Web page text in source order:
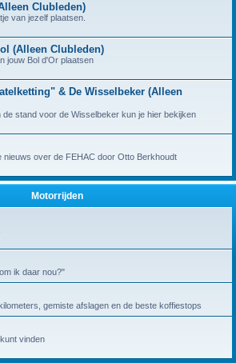
Clubleden)
van jezelf plaatsen.
(Alleen Clubleden)
jouw Bol d'Or plaatsen
& De Wisselbeker (Alleen
de stand voor de Wisselbeker kun je hier bekijken
nieuws over de FEHAC door Otto Berkhoudt
Motorrijden
ik daar nou?"
gemiste afslagen en de beste koffiestops
vinden